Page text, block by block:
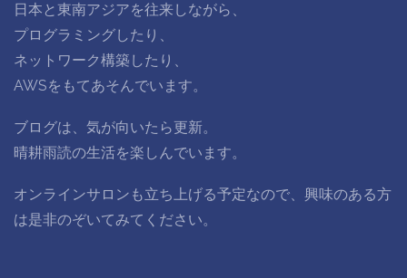
日本と東南アジアを往来しながら、
プログラミングしたり、
ネットワーク構築したり、
AWSをもてあそんでいます。
ブログは、気が向いたら更新。
晴耕雨読の生活を楽しんでいます。
オンラインサロンも立ち上げる予定なので、興味のある方
は是非のぞいてみてください。